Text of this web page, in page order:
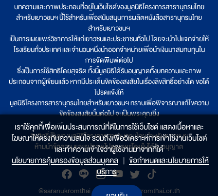
บทความและภาพประกอบที่อยู่ในเว็บไซต์ของมูลนิธิโครงการสารานุกรมไทย
สำหรับเยาวชนฯ นี้ใช้สำหรับเพื่อสนับสนุนการผลิตหนังสือสารานุกรมไทย
สำหรับเยาวชนฯ
เป็นการเผยแพร่วิชาการให้แก่เยาวชนและประชาชนทั่วไป โดยจะนำไปแจกจ่ายให้
โรงเรียนทั่วประเทศ และจำนวนหนึ่งนำออกจำหน่ายเพื่อนำเงินมาสมทบทุนใน
การจัดพิมพ์ต่อไป
ซึ่งเป็นการใช้สิทธิโดยสุจริต ทั้งนี้มูลนิธิได้รับอนุญาตทั้งบทความและภาพ
ประกอบจากผู้เขียนแล้ว หากมีประเด็นขัดข้องสงสัยในเรื่องลิขสิทธิ์อย่างใด ขอได้
โปรดแจ้งให้
มูลนิธิโครงการสารานุกรมไทยสำหรับเยาวชนฯ ทราบเพื่อพิจารณาแก้ไขความ
ขัดข้องสงสัยนั้นต่อไป จะเป็นพระคุณยิ่ง
ลิขสิทธิ์เป็นของมูลนิธิโครงการสารานุกรมไทยสำหรับเยาวชนฯ
ห้ามนำข้อความและรูปภาพไปเผยแพร่โดยไม่ได้รับอนุญาต
@saranukromthai | www.saranukromthai.or.th
เราใช้คุกกี้เพื่อเพิ่มประสบการณ์ที่ดีในการใช้เว็บไซต์ แสดงเนื้อหาและ
โฆษณาให้ตรงกับความสนใจ รวมถึงเพื่อวิเคราะห์การเข้าใช้งานเว็บไซต์
และทำความเข้าใจว่าผู้ใช้งานมาจากที่ใด๋
นโยบายการคุ้มครองข้อมูลส่วนบุคคล | ข้อกำหนดและนโยบายการให้
บริการ